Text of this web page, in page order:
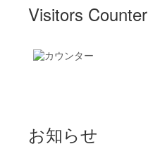
Visitors Counter
お知らせ